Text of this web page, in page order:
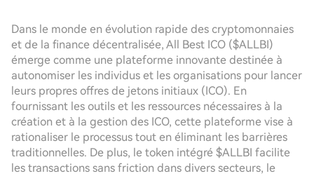
Dans le monde en évolution rapide des cryptomonnaies
et de la finance décentralisée, All Best ICO ($ALLBI)
émerge comme une plateforme innovante destinée à
autonomiser les individus et les organisations pour lancer
leurs propres offres de jetons initiaux (ICO). En
fournissant les outils et les ressources nécessaires à la
création et à la gestion des ICO, cette plateforme vise à
rationaliser le processus tout en éliminant les barrières
traditionnelles. De plus, le token intégré $ALLBI facilite
les transactions sans friction dans divers secteurs, le